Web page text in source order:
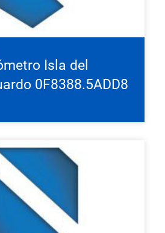
Isla del
0F8388.5ADD8